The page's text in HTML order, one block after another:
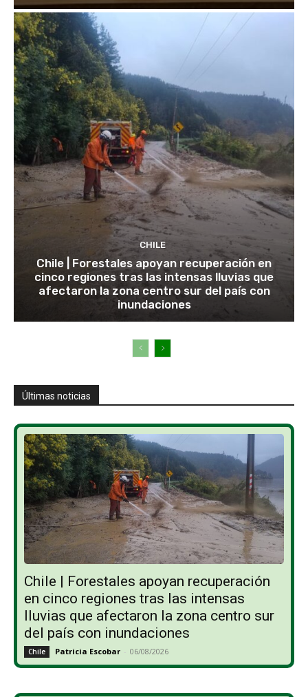
CHILE
Chile | Forestales apoyan recuperación en
cinco regiones tras las intensas lluvias que
afectaron la zona centro sur del país con
inundaciones
Últimas noticias
Chile | Forestales apoyan recuperación
en cinco regiones tras las intensas
lluvias que afectaron la zona centro sur
del país con inundaciones
Chile Patricia Escobar - 06/08/2026